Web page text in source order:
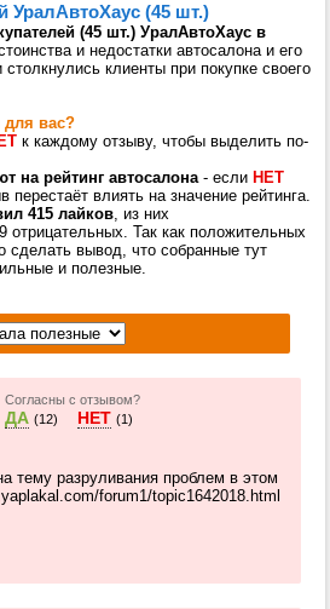
УралАвтоХаус (45 шт.)
(45 шт.) УралАвтоХаус в
и недостатки автосалона и его
клиенты при покупке своего
вас?
к каждому отзыву, чтобы выделить по-
на рейтинг автосалона- если НЕТ
перестаёт влиять на значение рейтинга.
415 лайков, из них
отрицательных. Так как положительных
вывод, что собранные тут
и полезные.
Согласны с отзывом?
ДА (12) НЕТ (1)
тему разруливания проблем в этом
forum1/topic1642018.html